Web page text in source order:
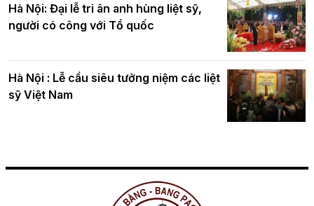
Hà Nội: Đại lễ tri ân anh hùng liệt sỹ,
người có công với Tổ quốc
Hà Nội : Lễ cầu siêu tưởng niệm các liệt
sỹ Việt Nam